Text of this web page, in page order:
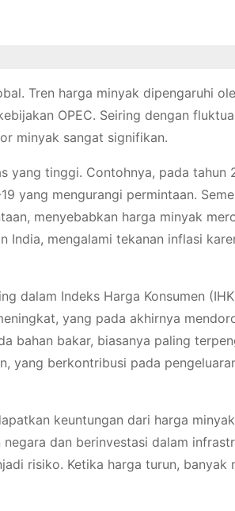
Tren harga minyak dipengaruhi
OPEC. Seiring dengan
minyak sangat signifikan.
yang tinggi. Contohnya, pada tahun
yang mengurangi permintaan.
menyebabkan harga minyak
India, mengalami tekanan inflasi
dalam Indeks Harga Konsumen
yang pada akhirnya
bahan bakar, biasanya paling
yang berkontribusi pada
keuntungan dari harga
dan berinvestasi dalam
risiko. Ketika harga turun, banyak